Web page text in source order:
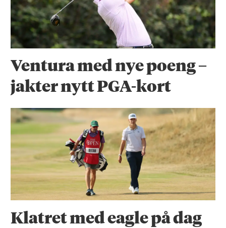
Ventura med nye poeng –
jakter nytt PGA-kort
Klatret med eagle på dag